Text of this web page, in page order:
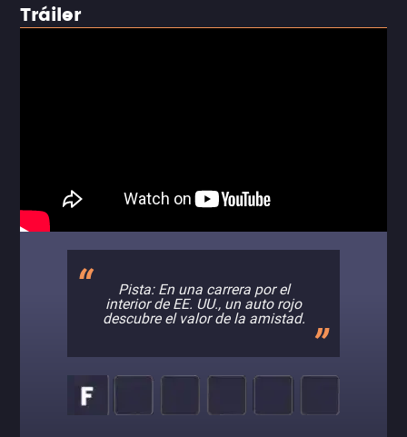
Tráiler
Pista: En una carrera por el
interior de EE. UU., un auto rojo
descubre el valor de la amistad.